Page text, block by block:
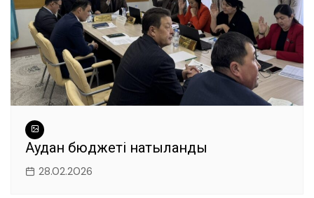
Аудан бюджеті нақтыланды
28.02.2026